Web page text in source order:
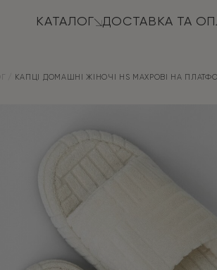
КАТАЛОГ ДОСТАВКА ТА
КАПЦІ ДОМАШНІ ЖІНОЧІ HS МАХРОВІ НА